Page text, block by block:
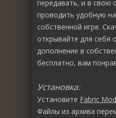
передавать, и в свою
проводить удобную
собственной игре.
открывайте для себя
дополнение в
бесплатно, вам
Установка:
Установите Fabric
Файлы из архива